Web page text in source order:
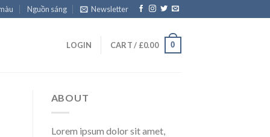
Nguồn sáng Newsletter
LOGIN CART / £0.00 0
ABOUT
Lorem ipsum dolor sit amet,